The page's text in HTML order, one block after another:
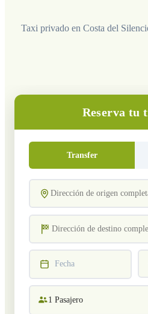
Taxi privado en Costa del
Reserva tu
Transfer
Fecha
1 Pasajero